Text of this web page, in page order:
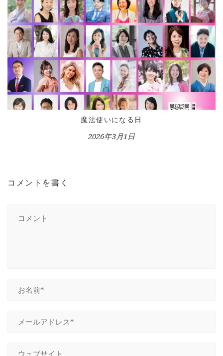
魔法使いになる日
2026年3月1日
コメントを書く